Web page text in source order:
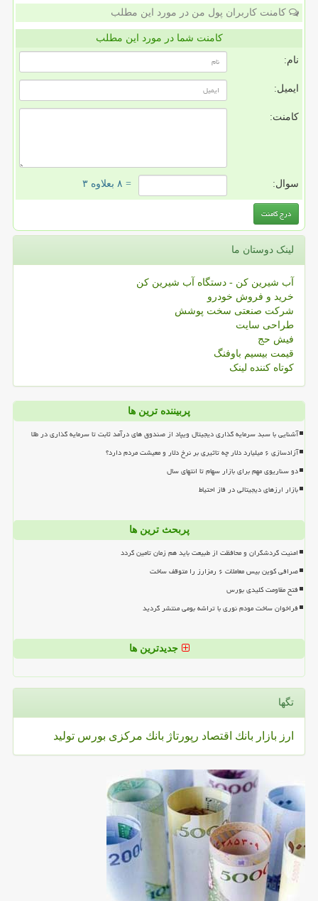
کامنت کاربران پول من در مورد این مطلب
کامنت شما در مورد این مطلب
نام:
ایمیل:
کامنت:
سوال: = ۸ بعلاوه ۳
لینک دوستان ما
آب شیرین کن - دستگاه آب شیرین کن
خرید و فروش خودرو
شرکت صنعتی سخت پوشش
طراحی سایت
فیش حج
قیمت بیسیم باوفنگ
کوتاه کننده لینک
پربیننده ترین ها
آشنایی با سبد سرمایه گذاری دیجیتال ویپاد از صندوق های درآمد ثابت تا سرمایه گذاری در طلا
آزادسازی ۶ میلیارد دلار چه تاثیری بر نرخ دلار و معیشت مردم دارد؟
دو سناریوی مهم برای بازار سهام تا انتهای سال
بازار ارزهای دیجیتالی در فاز احتیاط
پربحث ترین ها
امنیت گردشگران و محافظت از طبیعت باید هم زمان تامین گردد
صرافی کوین بیس معاملات ۶ رمزارز را متوقف ساخت
فتح مقاومت کلیدی بورس
فراخوان ساخت مودم نوری با تراشه بومی منتشر گردید
جدیدترین ها
تگها
ارز بازار بانك اقتصاد رپورتاژ بانك مركزی بورس تولید